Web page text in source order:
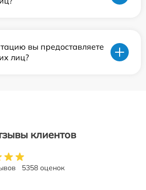
вы предоставляете
лиц?
клиентов
5358 оценок